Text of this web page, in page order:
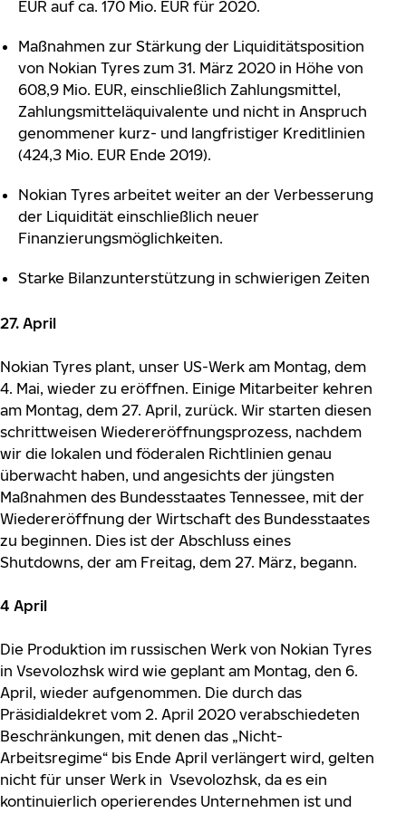
EUR auf ca. 170 Mio. EUR für 2020.
Maßnahmen zur Stärkung der Liquiditätsposition
von Nokian Tyres zum 31. März 2020 in Höhe von
608,9 Mio. EUR, einschließlich Zahlungsmittel,
Zahlungsmitteläquivalente und nicht in Anspruch
genommener kurz- und langfristiger Kreditlinien
(424,3 Mio. EUR Ende 2019).
Nokian Tyres arbeitet weiter an der Verbesserung
der Liquidität einschließlich neuer
Finanzierungsmöglichkeiten.
Starke Bilanzunterstützung in schwierigen Zeiten
27. April
Nokian Tyres plant, unser US-Werk am Montag, dem
4. Mai, wieder zu eröffnen. Einige Mitarbeiter kehren
am Montag, dem 27. April, zurück. Wir starten diesen
schrittweisen Wiedereröffnungsprozess, nachdem
wir die lokalen und föderalen Richtlinien genau
überwacht haben, und angesichts der jüngsten
Maßnahmen des Bundesstaates Tennessee, mit der
Wiedereröffnung der Wirtschaft des Bundesstaates
zu beginnen. Dies ist der Abschluss eines
Shutdowns, der am Freitag, dem 27. März, begann.
4 April
Die Produktion im russischen Werk von Nokian Tyres
in Vsevolozhsk wird wie geplant am Montag, den 6.
April, wieder aufgenommen. Die durch das
Präsidialdekret vom 2. April 2020 verabschiedeten
Beschränkungen, mit denen das „Nicht-
Arbeitsregime“ bis Ende April verlängert wird, gelten
nicht für unser Werk in Vsevolozhsk, da es ein
kontinuierlich operierendes Unternehmen ist und